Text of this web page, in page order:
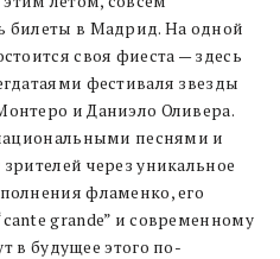
билеты в Мадрид. На одной
своя фиеста — здесь
фестиваля звезды
и Даниэло Оливера.
песнями и
через уникальное
фламенко, его
grande” и современному
в будущее этого по-